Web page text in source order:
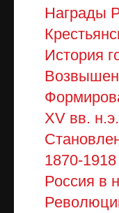
Награды
История
XV вв.
1870-1918
Россия в